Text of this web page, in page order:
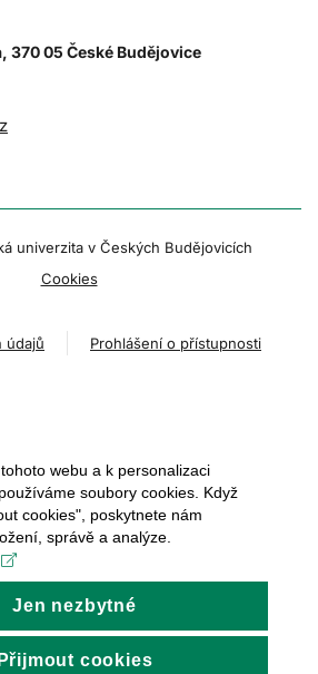
370 05 České Budějovice
univerzita v Českých Budějovicích
Cookies
údajů Prohlášení o přístupnosti
webu a k personalizaci
soubory cookies. Když
cookies", poskytnete nám
správě a analýze.
Jen nezbytné
Přijmout cookies